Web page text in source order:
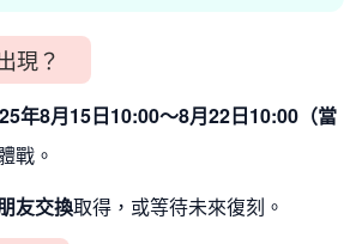
現？
年8月15日10:00～8月22日10:00（當
戰。
友交換取得，或等待未來復刻。